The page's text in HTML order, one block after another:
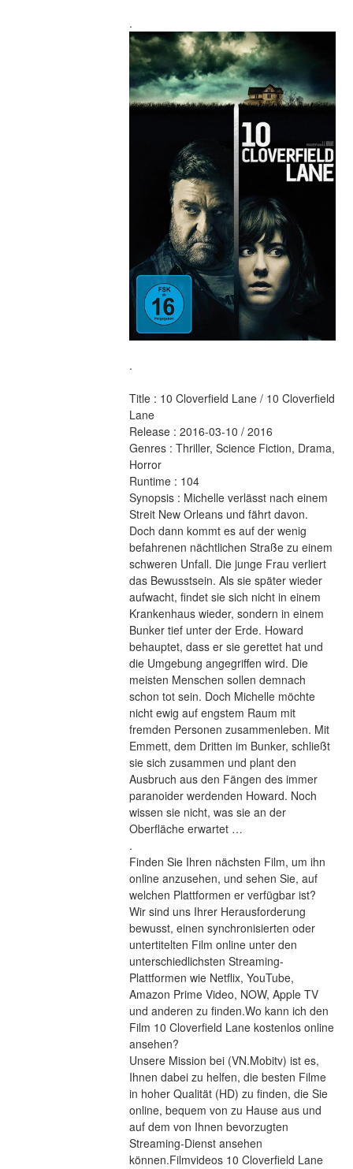
.
.
Title : 10 Cloverfield Lane / 10 Cloverfield
Lane
Release : 2016-03-10 / 2016
Genres : Thriller, Science Fiction, Drama,
Horror
Runtime : 104
Synopsis : Michelle verlässt nach einem
Streit New Orleans und fährt davon.
Doch dann kommt es auf der wenig
befahrenen nächtlichen Straße zu einem
schweren Unfall. Die junge Frau verliert
das Bewusstsein. Als sie später wieder
aufwacht, findet sie sich nicht in einem
Krankenhaus wieder, sondern in einem
Bunker tief unter der Erde. Howard
behauptet, dass er sie gerettet hat und
die Umgebung angegriffen wird. Die
meisten Menschen sollen demnach
schon tot sein. Doch Michelle möchte
nicht ewig auf engstem Raum mit
fremden Personen zusammenleben. Mit
Emmett, dem Dritten im Bunker, schließt
sie sich zusammen und plant den
Ausbruch aus den Fängen des immer
paranoider werdenden Howard. Noch
wissen sie nicht, was sie an der
Oberfläche erwartet …
.
Finden Sie Ihren nächsten Film, um ihn
online anzusehen, und sehen Sie, auf
welchen Plattformen er verfügbar ist?
Wir sind uns Ihrer Herausforderung
bewusst, einen synchronisierten oder
untertitelten Film online unter den
unterschiedlichsten Streaming-
Plattformen wie Netflix, YouTube,
Amazon Prime Video, NOW, Apple TV
und anderen zu finden.Wo kann ich den
Film 10 Cloverfield Lane kostenlos online
ansehen?
Unsere Mission bei (VN.Mobitv) ist es,
Ihnen dabei zu helfen, die besten Filme
in hoher Qualität (HD) zu finden, die Sie
online, bequem von zu Hause aus und
auf dem von Ihnen bevorzugten
Streaming-Dienst ansehen
können.Filmvideos 10 Cloverfield Lane